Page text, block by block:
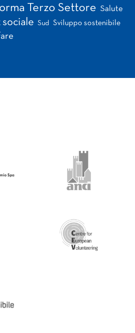
Terzo Settore Salute
sociale Sud Sviluppo sostenibile